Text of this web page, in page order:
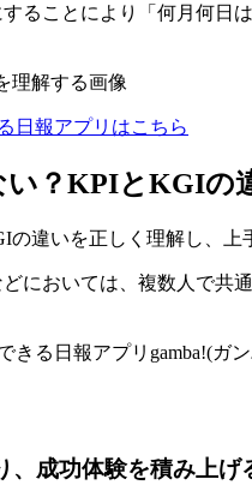
ることにより「何月何日
日報アプリはこちら
い？KPIとKGI
の違いを正しく理解し、
においては、複数人で共
きる日報アプリgamba!(ガ
成功体験を積み上げ